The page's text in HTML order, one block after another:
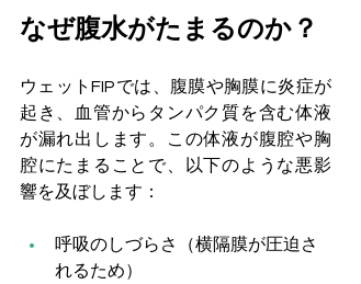
なぜ腹水がたまるのか？
ウェットFIPでは、腹膜や胸膜に炎症が
起き、血管からタンパク質を含む体液
が漏れ出します。この体液が腹腔や胸
腔にたまることで、以下のような悪影
響を及ぼします：
呼吸のしづらさ（横隔膜が圧迫さ
れるため）